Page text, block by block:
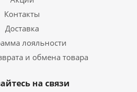
Контакты
Доставка
лояльности
и обмена товара
на связи